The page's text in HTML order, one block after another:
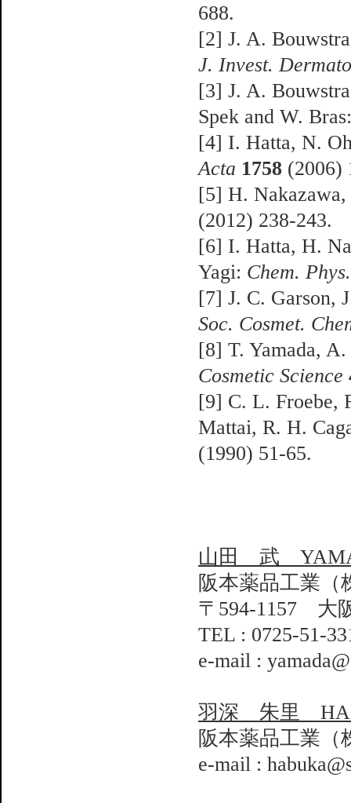
688.
[2] J. A.
J. Invest.
[3] J. A.
Spek and W.
[4] I. Hatta, N.
Acta 1758 (2006)
[5] H.
(2012) 238-243.
[6] I. Hatta, H.
Yagi: Chem.
[7] J. C. Garson,
Soc. Cosmet.
[8] T. Yamada,
Cosmetic Science
[9] C. L. Froebe,
Mattai, R. H.
(1990) 51-65.
山田 武
阪本薬品工業
〒594-1157 大
TEL : 0725-51-
e-mail :
羽深 朱里
阪本薬品工業
e-mail :